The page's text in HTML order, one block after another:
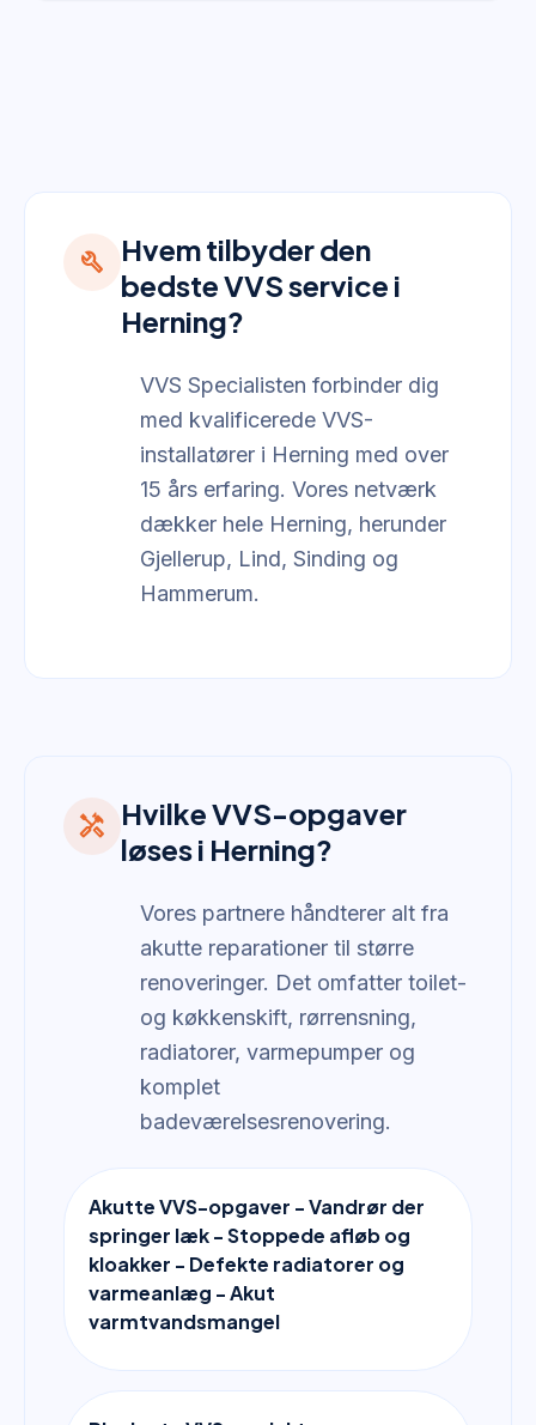
build
Hvem tilbyder den
bedste VVS service i
Herning?
VVS Specialisten forbinder dig
med kvalificerede VVS-
installatører i Herning med over
15 års erfaring. Vores netværk
dækker hele Herning, herunder
Gjellerup, Lind, Sinding og
Hammerum.
handyman Hvilke VVS-opgaver
løses i Herning?
Vores partnere håndterer alt fra
akutte reparationer til større
renoveringer. Det omfatter toilet-
og køkkenskift, rørrensning,
radiatorer, varmepumper og
komplet
badeværelsesrenovering.
Akutte VVS-opgaver - Vandrør der
springer læk - Stoppede afløb og
kloakker - Defekte radiatorer og
varmeanlæg - Akut
varmtvandsmangel